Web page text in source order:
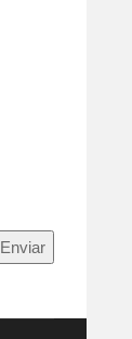
Enviar